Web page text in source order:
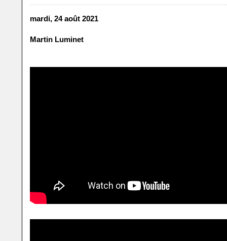
mardi, 24 août 2021
Martin Luminet